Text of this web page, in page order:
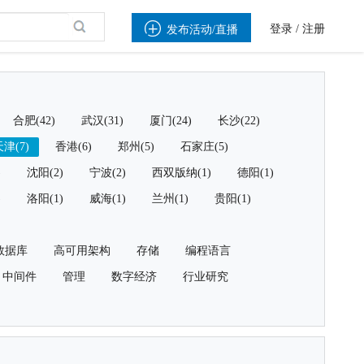
 发布活动/直播 登录 / 注册
合肥(42) 武汉(31) 厦门(24) 长沙(22)
津(7) 香港(6) 郑州(5) 石家庄(5)
沈阳(2) 宁波(2) 西双版纳(1) 德阳(1)
洛阳(1) 威海(1) 兰州(1) 贵阳(1)
据库 高可用架构 存储 编程语言
中间件 管理 数字经济 行业研究